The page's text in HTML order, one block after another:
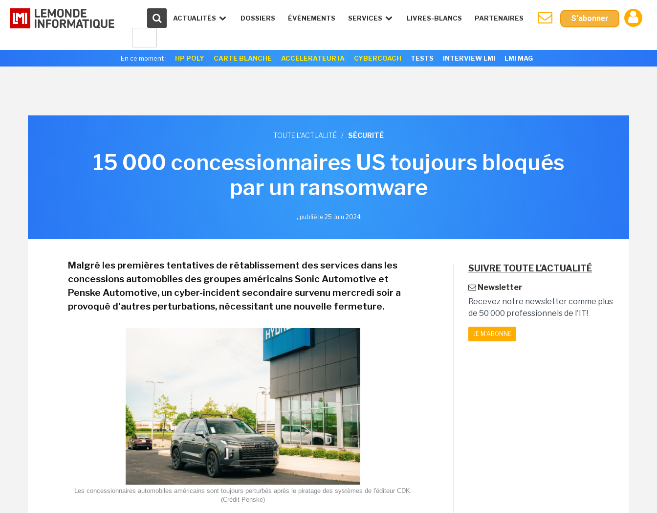
ACTUALITÉS DOSSIERS ÉVÉNEMENTS SERVICES LIVRES-BLANCS PARTENAIRES S'abonner
En ce moment : HP POLY CARTE BLANCHE ACCÉLERATEUR IA CYBERCOACH TESTS INTERVIEW LMI LMI MAG
TOUTE L'ACTUALITÉ / SÉCURITÉ
15 000 concessionnaires US toujours bloqués
par un ransomware
, publié le 25 Juin 2024
Malgré les premières tentatives de rétablissement des services dans les
concessions automobiles des groupes américains Sonic Automotive et
Penske Automotive, un cyber-incident secondaire survenu mercredi soir a
provoqué d'autres perturbations, nécessitant une nouvelle fermeture.
Les concessionnaires automobiles américains sont toujours perturbés après le piratage des systèmes de l'éditeur CDK.
(Crédit Penske)
SUIVRE TOUTE L'ACTUALITÉ
Newsletter
Recevez notre newsletter comme plus
de 50 000 professionnels de l'IT!
JE M'ABONNE